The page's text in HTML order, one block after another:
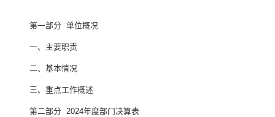
第一部分 单位概况
一、主要职责
二、基本情况
三、重点工作概述
第二部分 2024年度部门决算表